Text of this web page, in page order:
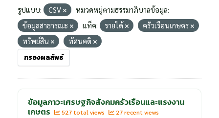
รูปแบบ: CSV
หมวดหมู่ตามธรรมาภิบาลข้อมูล:
ข้อมูลสาธารณะ
แท็ค: รายได้
ครัวเรือนเกษตร
ทรัพย์สิน
ทัศนคติ
กรองผลลัพธ์
ข้อมูลภาวะเศรษฐกิจสังคมครัวเรือนและแรงงาน
เกษตร
527 total views
27 recent views